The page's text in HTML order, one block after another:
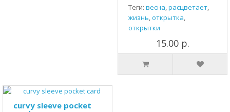
Теги: весна,расцветает,
жизнь,открытка,
открытки
15.00 р.
curvy sleeve pocket